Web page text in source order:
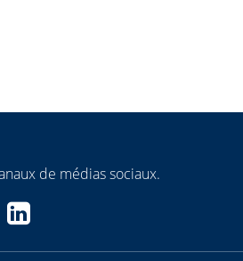
de médias sociaux.